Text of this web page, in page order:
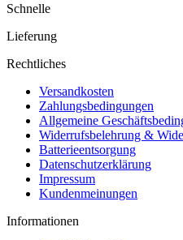
Schnelle
Lieferung
Rechtliches
Versandkosten
Zahlungsbedingungen
Allgemeine
Widerrufsbelehrung &
Batterieentsorgung
Datenschutzerklärung
Impressum
Kundenmeinungen
Informationen